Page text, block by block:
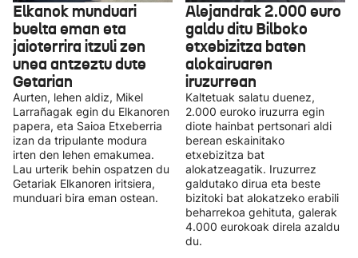
Elkanok munduari
buelta eman eta
jaioterrira itzuli zen
unea antzeztu dute
Getarian
Aurten, lehen aldiz, Mikel
Larrañagak egin du Elkanoren
papera, eta Saioa Etxeberria
izan da tripulante modura
irten den lehen emakumea.
Lau urterik behin ospatzen du
Getariak Elkanoren iritsiera,
munduari bira eman ostean.
Alejandrak 2.000 euro
galdu ditu Bilboko
etxebizitza baten
alokairuaren
iruzurrean
Kaltetuak salatu duenez,
2.000 euroko iruzurra egin
diote hainbat pertsonari aldi
berean eskainitako
etxebizitza bat
alokatzeagatik. Iruzurrez
galdutako dirua eta beste
bizitoki bat alokatzeko erabili
beharrekoa gehituta, galerak
4.000 eurokoak direla azaldu
du.